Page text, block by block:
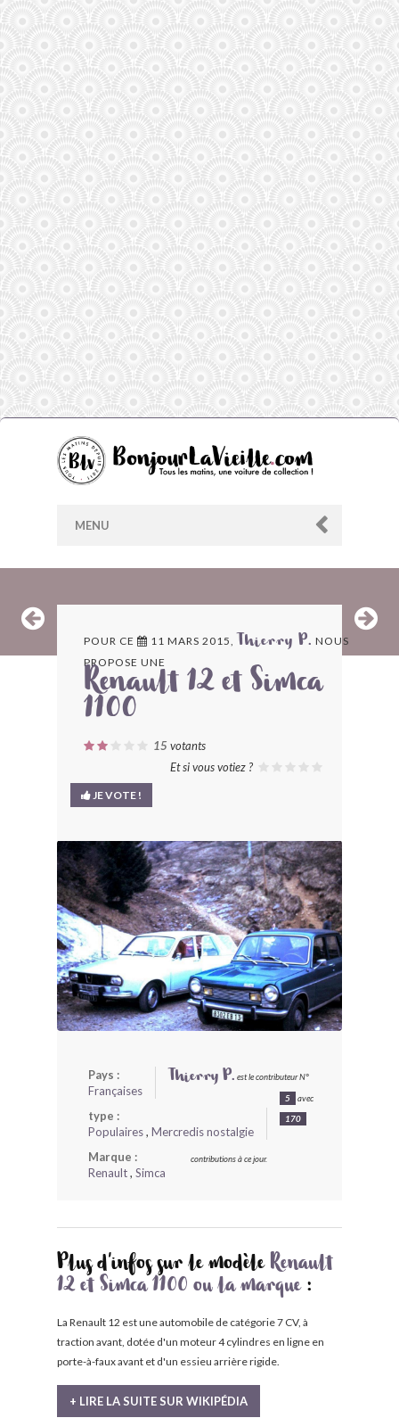
MENU
ARCHIVES
LES CONTRIBUTEURS
MODÈLES ET MARQUES
COMMENT FONCTIONNE BLV ?
POUR CE 11 MARS 2015, Thierry P. NOUS
PROPOSE UNE
Renault 12 et Simca
1100
15 votants
Et si vous votiez ?
JE VOTE !
Pays :
Françaises
type :
Populaires, Mercredis nostalgie
Marque :
Renault, Simca
Thierry P. est le contributeur N°
5 avec
170
contributions à ce jour.
Plus d'infos sur le modèle Renault
12 et Simca 1100 ou la marque:
La Renault 12 est une automobile de catégorie 7 CV, à
traction avant, dotée d'un moteur 4 cylindres en ligne en
porte-à-faux avant et d'un essieu arrière rigide.
+ LIRE LA SUITE SUR WIKIPÉDIA